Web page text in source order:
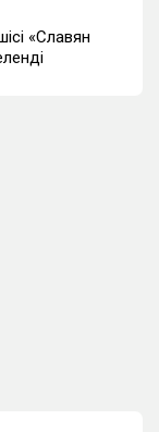
«Славян